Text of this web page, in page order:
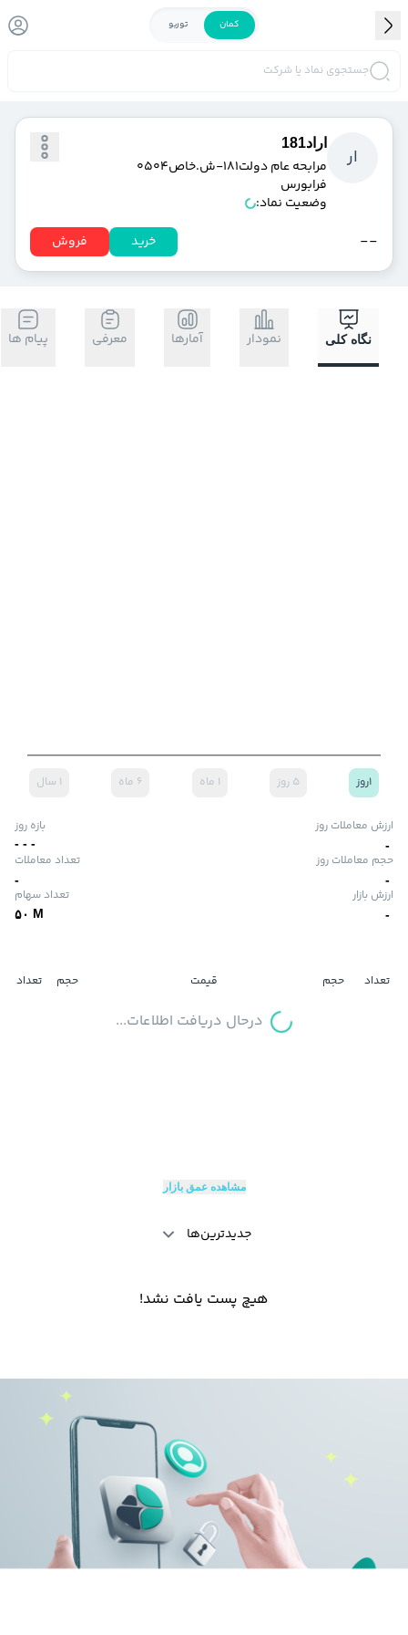
کمان توربو
جستجوی نماد یا شرکت
ار
اراد181
مرابحه عام دولت181-ش.خاص0504
فرابورس
وضعیت نماد:
-
- خرید فروش
نگاه کلی نمودار آمارها معرفی پیام ها
۱روز ۵ روز ۱ ماه ۶ ماه ۱ سال
ارزش معاملات روز
-
بازه روز
-
-
-
حجم معاملات روز
-
تعداد معاملات
-
ارزش بازار
-
تعداد سهام
M ۵۰
تعداد حجم قیمت حجم تعداد
درحال دریافت اطلاعات...
مشاهده عمق بازار
جدیدترین‌ها
هیچ پست یافت نشد!